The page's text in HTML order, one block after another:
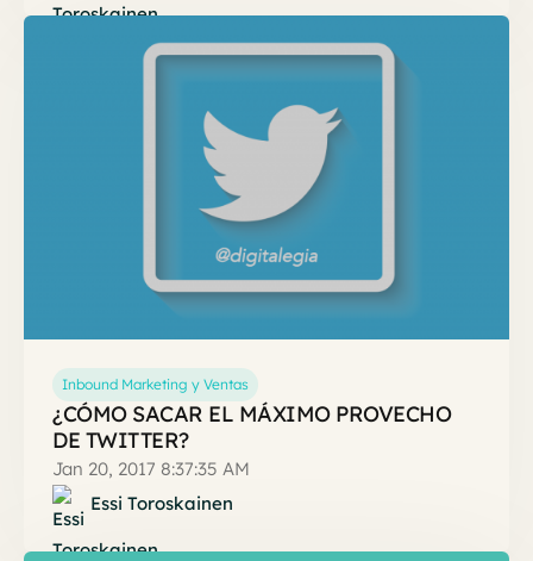
Inbound Marketing y Ventas
¿CÓMO SACAR EL MÁXIMO PROVECHO
DE TWITTER?
Jan 20, 2017 8:37:35 AM
Essi Toroskainen